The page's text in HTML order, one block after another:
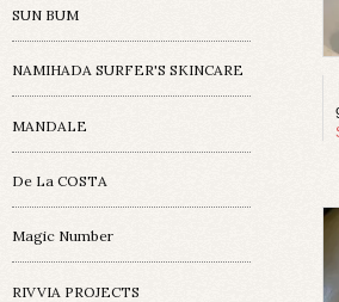
SUN BUM
NAMIHADA SURFER'S SKINCARE
MANDALE
De La COSTA
Magic Number
RIVVIA PROJECTS